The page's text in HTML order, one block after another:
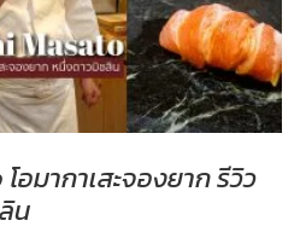
อมากาเสะจองยาก รีวิว
น